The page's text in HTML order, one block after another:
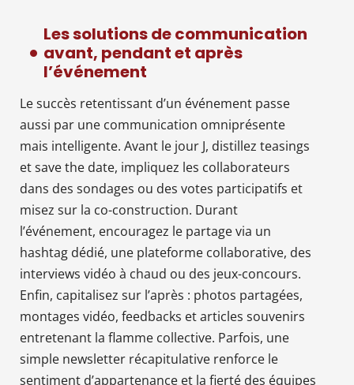
Les solutions de communication
avant, pendant et après
l’événement
Le succès retentissant d’un événement passe
aussi par une communication omniprésente
mais intelligente. Avant le jour J, distillez teasings
et save the date, impliquez les collaborateurs
dans des sondages ou des votes participatifs et
misez sur la co-construction. Durant
l’événement, encouragez le partage via un
hashtag dédié, une plateforme collaborative, des
interviews vidéo à chaud ou des jeux-concours.
Enfin, capitalisez sur l’après : photos partagées,
montages vidéo, feedbacks et articles souvenirs
entretenant la flamme collective. Parfois, une
simple newsletter récapitulative renforce le
sentiment d’appartenance et la fierté des équipes